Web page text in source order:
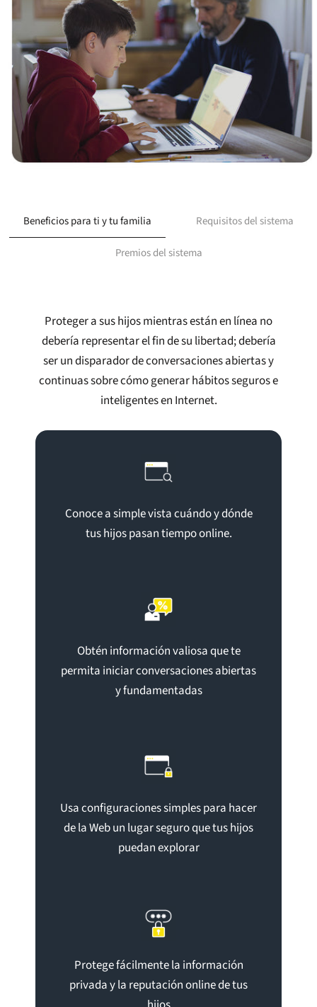
Beneficios para ti y tu familia Requisitos del sistema
Premios del sistema
Proteger a sus hijos mientras están en línea no
debería representar el fin de su libertad; debería
ser un disparador de conversaciones abiertas y
continuas sobre cómo generar hábitos seguros e
inteligentes en Internet.
Conoce a simple vista cuándo y dónde
tus hijos pasan tiempo online.
Obtén información valiosa que te
permita iniciar conversaciones abiertas
y fundamentadas
Usa configuraciones simples para hacer
de la Web un lugar seguro que tus hijos
puedan explorar
Protege fácilmente la información
privada y la reputación online de tus